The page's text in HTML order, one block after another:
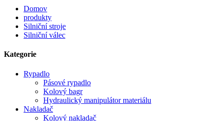
Domov
produkty
Silniční stroje
Silniční válec
Kategorie
Rypadlo
Pásové rypadlo
Kolový bagr
Hydraulický manipulátor materiálu
Nakladač
Kolový nakladač